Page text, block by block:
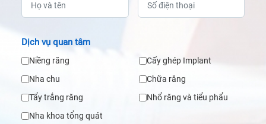
Dịch vụ quan tâm
Niềng răng
Cấy ghép Implant
Nha chu
Chữa răng
Tẩy trắng răng
Nhổ răng và tiểu phẩu
Nha khoa tổng quát